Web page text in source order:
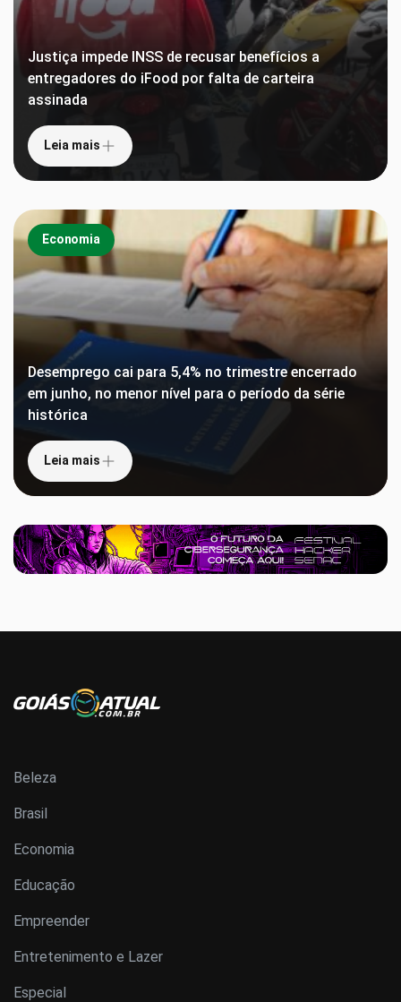
Justiça impede INSS de recusar benefícios a
entregadores do iFood por falta de carteira
assinada
Leia mais
Economia
Desemprego cai para 5,4% no trimestre encerrado
em junho, no menor nível para o período da série
histórica
Leia mais
Beleza
Brasil
Economia
Educação
Empreender
Entretenimento e Lazer
Especial